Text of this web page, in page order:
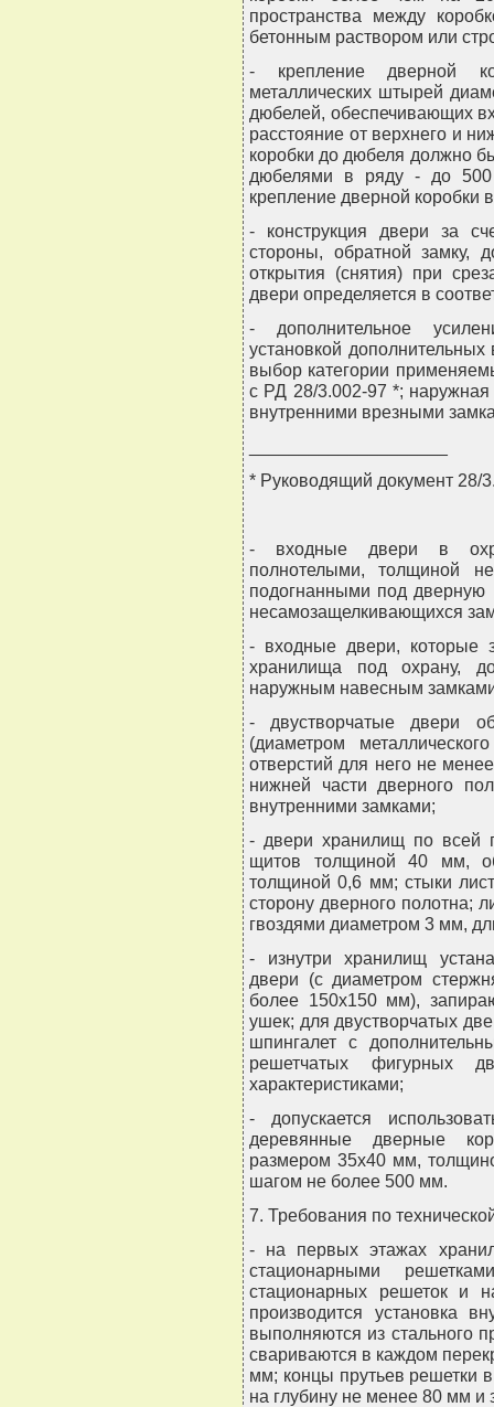
пространства между
бетонным раствором или
- крепление дверной
металлических штырей
дюбелей, обеспечивающих
расстояние от верхнего и
коробки до дюбеля должно
дюбелями в ряду - до 500
крепление дверной коробки
- конструкция двери за
стороны, обратной замку,
открытия (снятия) при
двери определяется в
- дополнительное
установкой
выбор категории
с РД 28/3.002-97 *;
внутренними врезными
* Руководящий документ
- входные двери в
полнотелыми, толщиной
подогнанными под дверную
несамозащелкивающихся
- входные двери, которые
хранилища под охрану,
наружным навесным
- двустворчатые двери
(диаметром
отверстий для него не
нижней части дверного
внутренними замками;
- двери хранилищ по всей
щитов толщиной 40 мм,
толщиной 0,6 мм; стыки
сторону дверного полотна;
гвоздями диаметром 3 мм,
- изнутри хранилищ
двери (с диаметром
более 150х150 мм),
ушек; для двустворчатых
шпингалет с
решетчатых фигурных
характеристиками;
- допускается
деревянные дверные
размером 35х40 мм,
шагом не более 500 мм.
7. Требования по
- на первых этажах
стационарными
стационарных решеток и
производится установка
выполняются из стального
свариваются в каждом
мм; концы прутьев решетки
на глубину не менее 80 мм